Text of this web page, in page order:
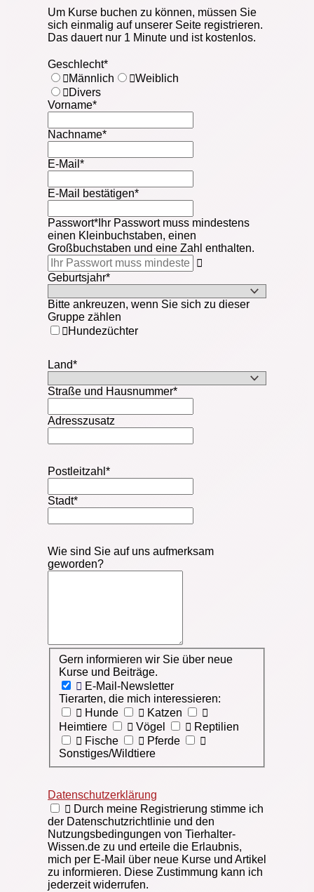
Um Kurse buchen zu können, müssen Sie
sich einmalig auf unserer Seite registrieren.
Das dauert nur 1 Minute und ist kostenlos.
Geschlecht*
Männlich
Weiblich
Divers
Vorname*
Nachname*
E-Mail *
E-Mail bestätigen*
Passwort* Ihr Passwort muss mindestens
einen Kleinbuchstaben, einen
Großbuchstaben und eine Zahl enthalten.
Geburtsjahr*
Bitte ankreuzen, wenn Sie sich zu dieser
Gruppe zählen
Hundezüchter
Land*
Straße und Hausnummer*
Adresszusatz
Postleitzahl *
Stadt*
Wie sind Sie auf uns aufmerksam
geworden?
Gern informieren wir Sie über neue Kurse und
Gern informieren wir Sie über neue
Kurse und Beiträge.
E-Mail-Newsletter
Tierarten, die mich interessieren:
Hunde
Katzen
Heimtiere
Vögel
Reptilien
Fische
Pferde
Sonstiges/Wildtiere
Datenschutzerklärung
Durch meine Registrierung stimme ich
der Datenschutzrichtlinie und den
Nutzungsbedingungen von Tierhalter-
Wissen.de zu und erteile die Erlaubnis,
mich per E-Mail über neue Kurse und Artikel
zu informieren. Diese Zustimmung kann ich
jederzeit widerrufen.